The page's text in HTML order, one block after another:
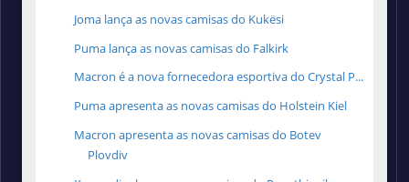
Joma lança as novas camisas do Kukësi
Puma lança as novas camisas do Falkirk
Macron é a nova fornecedora esportiva do Crystal P...
Puma apresenta as novas camisas do Holstein Kiel
Macron apresenta as novas camisas do Botev
Plovdiv